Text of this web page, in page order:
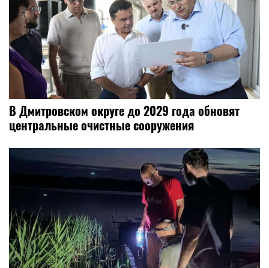
В Дмитровском округе до 2029 года обновят
центральные очистные сооружения